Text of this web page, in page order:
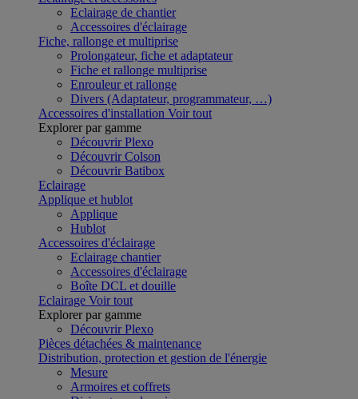
Eclairage de chantier
Accessoires d'éclairage
Fiche, rallonge et multiprise
Prolongateur, fiche et adaptateur
Fiche et rallonge multiprise
Enrouleur et rallonge
Divers (Adaptateur, programmateur, …)
Accessoires d'installation Voir tout
Explorer par gamme
Découvrir Plexo
Découvrir Colson
Découvrir Batibox
Eclairage
Applique et hublot
Applique
Hublot
Accessoires d'éclairage
Eclairage chantier
Accessoires d'éclairage
Boîte DCL et douille
Eclairage Voir tout
Explorer par gamme
Découvrir Plexo
Pièces détachées & maintenance
Distribution, protection et gestion de l'énergie
Mesure
Armoires et coffrets